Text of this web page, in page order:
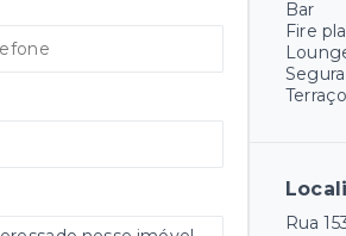
Bar
Fire
Terraço
Rua